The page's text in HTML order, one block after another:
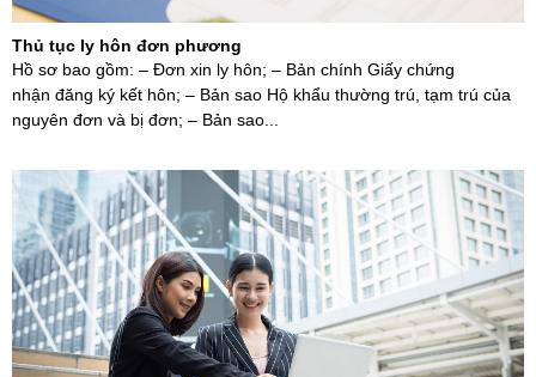
Thủ tục ly hôn đơn phương
Hồ sơ bao gồm: – Đơn xin ly hôn; – Bản chính Giấy chứng
nhận đăng ký kết hôn; – Bản sao Hộ khẩu thường trú, tạm trú của
nguyên đơn và bị đơn; – Bản sao...